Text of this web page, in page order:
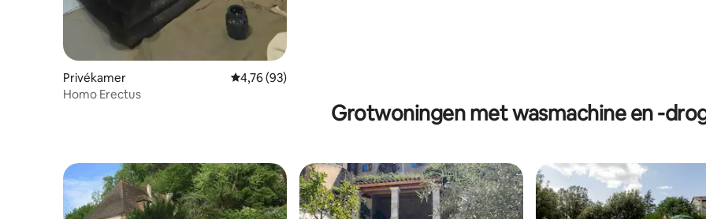
Privékamer Gemiddelde beoordeling van 4,76 op 5, 93 recensies
4,76 (93)
Homo Erectus
Grotwoningen met wasmachine en -